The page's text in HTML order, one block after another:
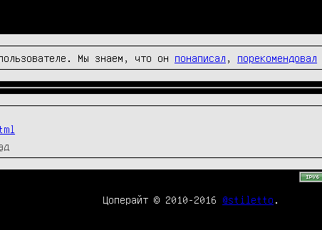
Мы знаем, что он понаписал порекомендовал
Цоперайт © 2010-2016 @stiletto